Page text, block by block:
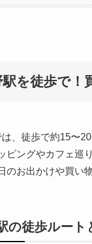
を徒歩で！
は、徒歩で約15〜
ピングやカフェ巡
のお出かけや買い
の徒歩ルート